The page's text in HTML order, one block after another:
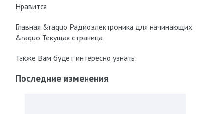
Нравится
Главная &raquo Радиоэлектроника для начинающих
&raquo Текущая страница
Также Вам будет интересно узнать:
Последние изменения